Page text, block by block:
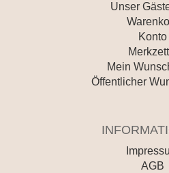
Unser
Konto
Mein
Öffentlicher
AGB